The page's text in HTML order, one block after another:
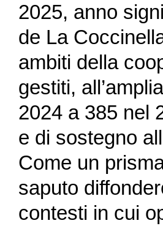
2025, anno
de La
ambiti della
gestiti,
2024 a 385 nel
e di sostegno
Come un
saputo
contesti in cui